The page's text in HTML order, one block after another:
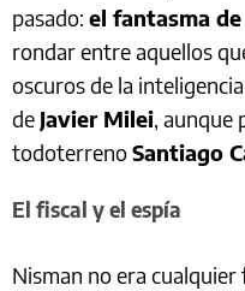
pasado: el fantasma
rondar entre aquellos
oscuros de la
de Javier Milei, aunque
todoterrenoSantiago
El fiscal y el espía
Nisman no era